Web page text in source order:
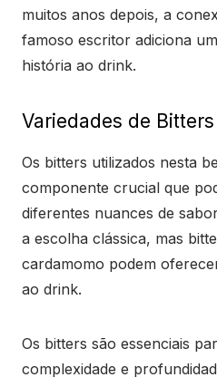
muitos anos depois, a
famoso escritor adiciona
história ao drink.
Variedades de Bitters
Os bitters utilizados nesta
componente crucial que
diferentes nuances de
a escolha clássica, mas
cardamomo podem
ao drink.
Os bitters são essenciais
complexidade e